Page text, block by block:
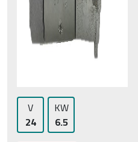
V
24
KW
6.5